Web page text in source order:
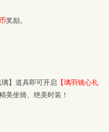
奖励。
】道具即可开启 【璃羽镜心礼
美坐骑、绝美时装！